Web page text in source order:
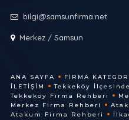
bilgi@samsunfirma.net
Merkez / Samsun
ANA SAYFA FIRMA
İLETIŞIM
Tekkeköy
Tekkeköy Firma Rehberi
Merkez Firma Rehberi
Atakum Firma Rehberi